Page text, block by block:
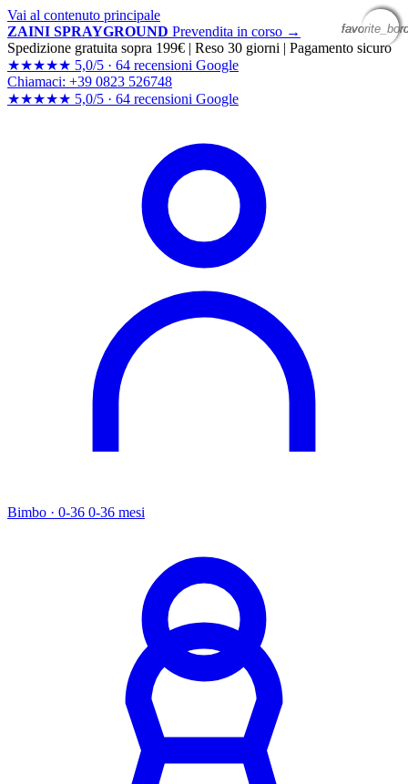
Vai al contenuto principale
ZAINI SPRAYGROUND Prevendita in corso →
Spedizione gratuita sopra 199€ | Reso 30 giorni | Pagamento sicuro
★★★★★ 5,0/5 · 64 recensioni Google
Chiamaci: +39 0823 526748
★★★★★ 5,0/5 · 64 recensioni Google
Bimbo · 0-36 0-36 mesi